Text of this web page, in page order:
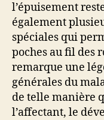
l’épuisement
également
spéciales qui
poches au fil des
remarque une
générales du
de telle manière
l’affectant, le